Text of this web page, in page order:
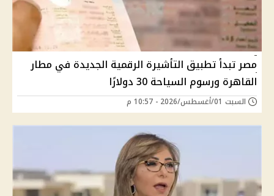
مصر تبدأ تطبيق التأشيرة الرقمية الجديدة في مطار
القاهرة ورسوم السياحة 30 دولارًا
السبت 01/أغسطس/2026 - 10:57 م